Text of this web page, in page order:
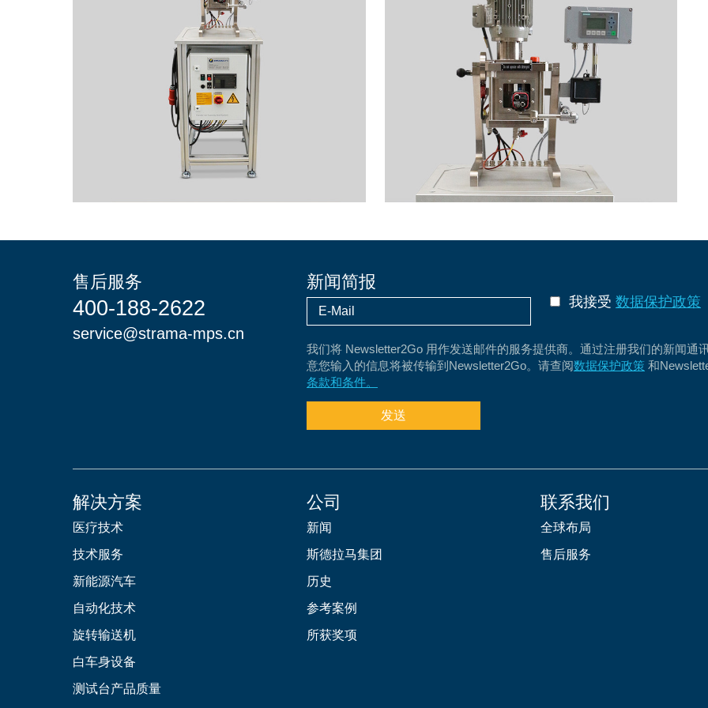
售后服务
400-188-2622
service@strama-mps.cn
新闻简报
我接受 数据保护政策
我们将 Newsletter2Go 用作发送邮件的服务提供商。通过注册我们的新闻通
意您输入的信息将被传输到Newsletter2Go。请查阅数据保护政策 和
条款和条件。
发送
解决方案
医疗技术
技术服务
新能源汽车
自动化技术
旋转输送机
白车身设备
测试台产品质量
公司
新闻
斯德拉马集团
历史
参考案例
所获奖项
联系我们
全球布局
售后服务